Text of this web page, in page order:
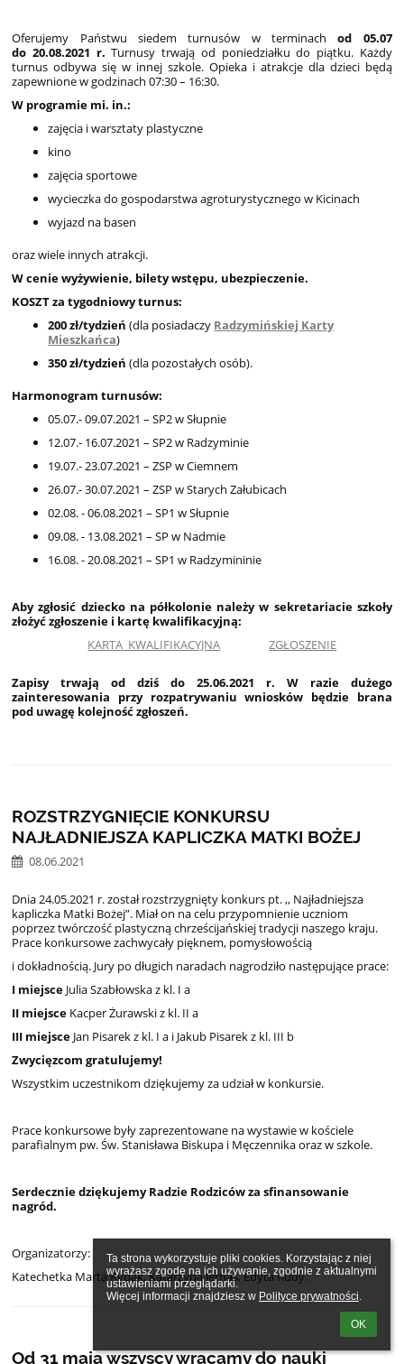
Ta strona wykorzystuje pliki cookies. Korzystając z niej
wyrażasz zgodę na ich używanie, zgodnie z aktualnymi
ustawieniami przeglądarki.
Więcej informacji znajdziesz w Polityce prywatności.
OK
Oferujemy Państwu siedem turnusów w terminachod
05.07
do 20.08.2021 r. Turnusy trwają od poniedziałku do piątku. Każdy
turnus odbywa się w innej szkole. Opieka i atrakcje dla dzieci będą
zapewnione w godzinach 07:30 – 16:30.
W programie mi. in.:
zajęcia i warsztaty plastyczne
kino
zajęcia sportowe
wycieczka do gospodarstwa agroturystycznego w Kicinach
wyjazd na basen
oraz wiele innych atrakcji.
W cenie wyżywienie, bilety wstępu, ubezpieczenie.
KOSZT za tygodniowy turnus:
200 zł/tydzień(dla posiadaczy Radzymińskiej Karty
Mieszkańca)
350 zł/tydzień (dla pozostałych osób).
Harmonogram turnusów:
05.07.- 09.07.2021 – SP2 w Słupnie
12.07.- 16.07.2021 – SP2 w Radzyminie
19.07.- 23.07.2021 – ZSP w Ciemnem
26.07.- 30.07.2021 – ZSP w Starych Załubicach
02.08. - 06.08.2021 – SP1 w Słupnie
09.08. - 13.08.2021 – SP w Nadmie
16.08. - 20.08.2021 – SP1 w Radzymininie
Aby zgłosić dziecko na półkolonie należy w sekretariacie szkoły
złożyć zgłoszenie i kartę kwalifikacyjną:
KARTA_KWALIFIKACYJNA
ZGŁOSZENIE
Zapisy trwają od dziś do 25.06.2021 r. W razie dużego
zainteresowania przy rozpatrywaniu wniosków będzie brana
pod uwagę kolejność zgłoszeń.
ROZSTRZYGNIĘCIE KONKURSU
NAJŁADNIEJSZA KAPLICZKA MATKI BOŻEJ
08.06.2021
Dnia 24.05.2021 r. został rozstrzygnięty konkurs pt. ,, Najładniejsza
kapliczka Matki Bożej”. Miał on na celu przypomnienie uczniom
poprzez twórczość plastyczną chrześcijańskiej tradycji naszego kraju.
Prace konkursowe zachwycały pięknem, pomysłowością
i dokładnością. Jury po długich naradach nagrodziło następujące prace:
I miejsce Julia Szabłowska z kl. I a
II miejsce Kacper Żurawski z kl. II a
III miejsce Jan Pisarek z kl. I a i Jakub Pisarek z kl. III b
Zwycięzcom gratulujemy!
Wszystkim uczestnikom dziękujemy za udział w konkursie.
Prace konkursowe były zaprezentowane na wystawie w kościele
parafialnym pw. Św. Stanisława Biskupa i Męczennika oraz w szkole.
Serdecznie dziękujemy Radzie Rodziców za sfinansowanie
nagród.
Organizatorzy:
Katechetka Marta Rybak, Katarzyna Jernaś, Edyta Rudy.
Od 31 maja wszyscy wracamy do nauki